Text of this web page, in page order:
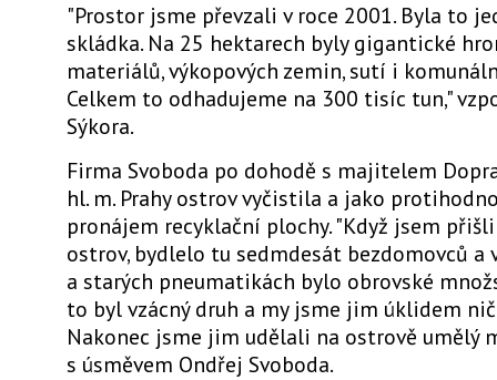
"Prostor jsme převzali v roce 2001. Byla to
skládka. Na 25 hektarech byly gigantické
materiálů, výkopových zemin, sutí i
Celkem to odhadujeme na 300 tisíc tun,"
Sýkora.
Firma Svoboda po dohodě s majitelem
hl. m. Prahy ostrov vyčistila a jako
pronájem recyklační plochy. "Když jsem
ostrov, bydlelo tu sedmdesát bezdomovců a
a starých pneumatikách bylo obrovské
to byl vzácný druh a my jsme jim úklidem
Nakonec jsme jim udělali na ostrově umělý
s úsměvem Ondřej Svoboda.